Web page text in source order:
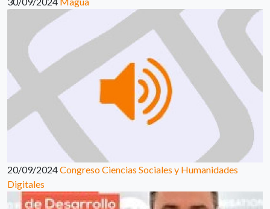
20/09/2024Congreso Ciencias Sociales y Humanidades
Digitales